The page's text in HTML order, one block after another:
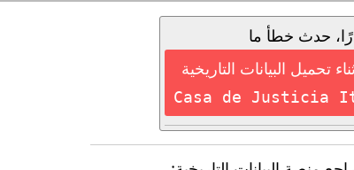
حدث خطأ ما
تحميل البيانات التاريخية
Casa de Justicia